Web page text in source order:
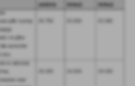
pośredników prezentujących nasze
ofert, komunikatów mediów